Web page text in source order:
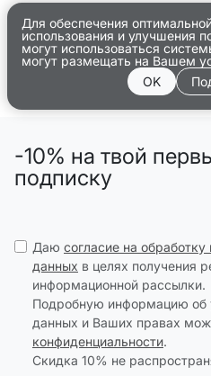
Для обеспечения
использования и улучшения
могут использоваться
могут размещать на Вашем
OK
-10% на твой
подписку
Даю согласие на
данных в целях получения
информационной рассылки.
Подробную информацию об
данных и Ваших правах
конфиденциальности.
Скидка 10% не